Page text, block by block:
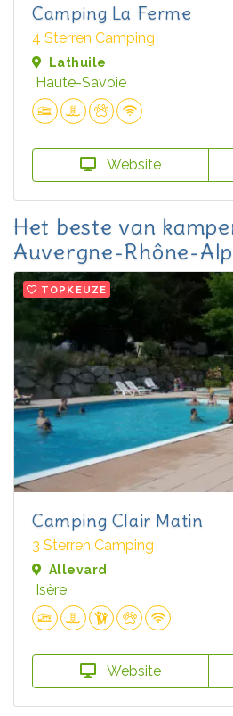
Camping La Ferme
4 Sterren Camping
Lathuile
Haute-Savoie
Website
Het beste van
Auvergne-Rhône-
TOPKEUZE
Camping Clair Matin
3 Sterren Camping
Allevard
Isère
Website